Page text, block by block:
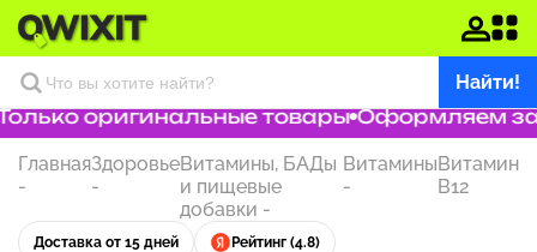
Найти!
оригинальные товары Оформляем
Главная
-
Здоровье
-
Витамины, БАДы
и пищевые
добавки -
Витамины
-
Витамин
B12
Доставка от 15 дней Рейтинг (4.8)